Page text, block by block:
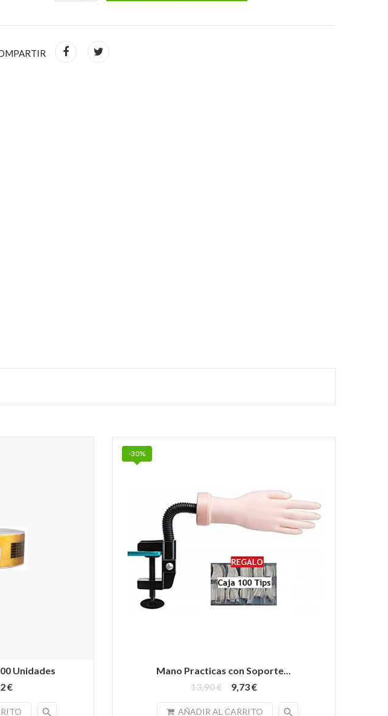
Unidades
€
search
Mano Practicas con Soporte...
13,90 €
9,73 €
AÑADIR AL CARRITO search
-30%